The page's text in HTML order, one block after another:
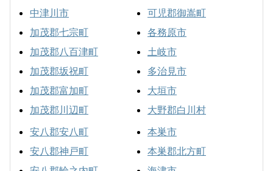
中津川市
加茂郡七宗町
加茂郡八百津町
加茂郡坂祝町
加茂郡富加町
加茂郡川辺町
可児郡御嵩町
各務原市
土岐市
多治見市
大垣市
大野郡白川村
安八郡安八町
安八郡神戸町
本巣市
本巣郡北方町